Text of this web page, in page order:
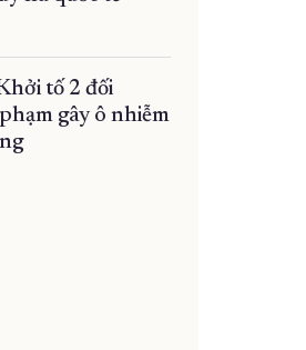
tố 2 đối
gây ô nhiễm